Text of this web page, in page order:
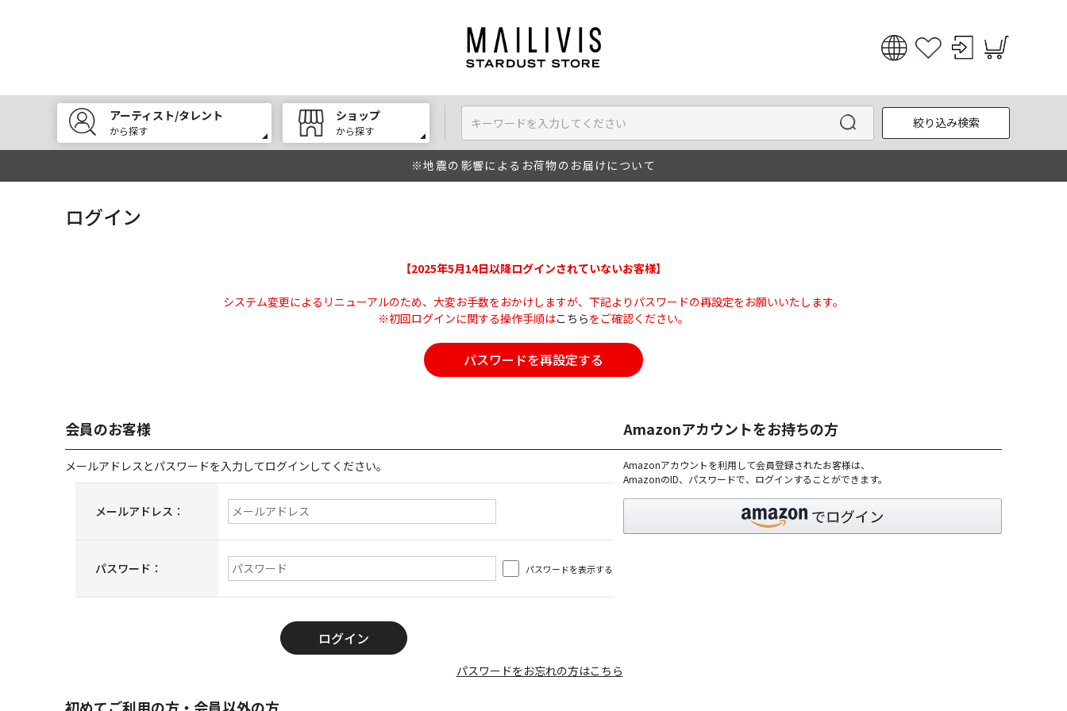
English
한국어
アーティスト/タレント
から探す
ショップ
から探す
絞り込み検索
※地震の影響によるお荷物のお届けについて
ログイン
【2025年5月14日以降ログインされていないお客様】
システム変更によるリニューアルのため、大変お手数をおかけしますが、下記よりパスワードの再設定をお願いいたします。
※初回ログインに関する操作手順はこちらをご確認ください。
パスワードを再設定する
会員のお客様
メールアドレスとパスワードを入力してログインしてください。
メールアドレス：
パスワード： パスワードを表示する
パスワードをお忘れの方はこちら
Amazonアカウントをお持ちの方
Amazonアカウントを利用して会員登録されたお客様は、
AmazonのID、パスワードで、ログインすることができます。